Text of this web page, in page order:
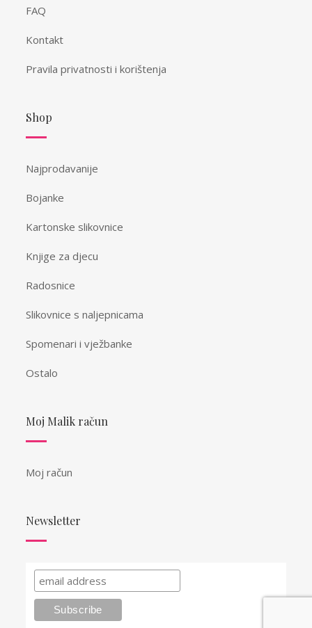
FAQ
Kontakt
Pravila privatnosti i korištenja
Shop
Najprodavanije
Bojanke
Kartonske slikovnice
Knjige za djecu
Radosnice
Slikovnice s naljepnicama
Spomenari i vježbanke
Ostalo
Moj Malik račun
Moj račun
Newsletter